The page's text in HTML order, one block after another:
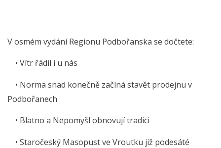
V osmém vydání Regionu Podbořanska se dočtete:
• Vítr řádil i u nás
• Norma snad konečně začíná stavět prodejnu v
Podbořanech
• Blatno a Nepomyšl obnovují tradici
• Staročeský Masopust ve Vroutku již podesáté